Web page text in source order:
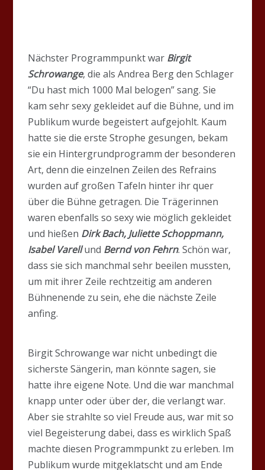
Nächster Programmpunkt war Birgit
Schrowange, die als Andrea Berg den Schlager
“Du hast mich 1000 Mal belogen” sang. Sie
kam sehr sexy gekleidet auf die Bühne, und im
Publikum wurde begeistert aufgejohlt. Kaum
hatte sie die erste Strophe gesungen, bekam
sie ein Hintergrundprogramm der besonderen
Art, denn die einzelnen Zeilen des Refrains
wurden auf großen Tafeln hinter ihr quer
über die Bühne getragen. Die Trägerinnen
waren ebenfalls so sexy wie möglich gekleidet
und hießen Dirk Bach, Juliette Schoppmann,
Isabel Varellund Bernd von Fehrn. Schön war,
dass sie sich manchmal sehr beeilen mussten,
um mit ihrer Zeile rechtzeitig am anderen
Bühnenende zu sein, ehe die nächste Zeile
anfing.
Birgit Schrowange war nicht unbedingt die
sicherste Sängerin, man könnte sagen, sie
hatte ihre eigene Note. Und die war manchmal
knapp unter oder über der, die verlangt war.
Aber sie strahlte so viel Freude aus, war mit so
viel Begeisterung dabei, dass es wirklich Spaß
machte diesen Programmpunkt zu erleben. Im
Publikum wurde mitgeklatscht und am Ende